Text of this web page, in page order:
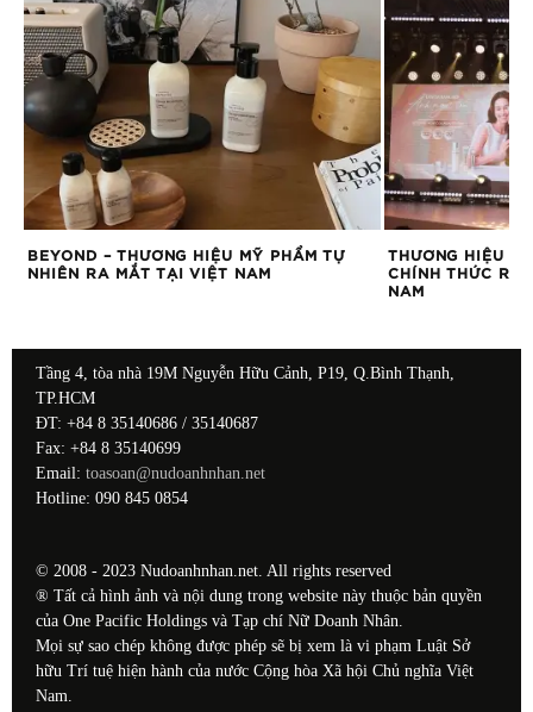
BEYOND – THƯƠNG HIỆU MỸ PHẨM TỰ
NHIÊN RA MẮT TẠI VIỆT NAM
THƯƠNG HIỆU
CHÍNH THỨC RA
NAM
Tầng 4, tòa nhà 19M Nguyễn Hữu Cảnh, P19, Q.Bình Thạnh,
TP.HCM
ĐT: +84 8 35140686 / 35140687
Fax: +84 8 35140699
Email: toasoan@nudoanhnhan.net
Hotline: 090 845 0854
© 2008 - 2023 Nudoanhnhan.net. All rights reserved
® Tất cả hình ảnh và nội dung trong website này thuộc bản quyền
của One Pacific Holdings và Tạp chí Nữ Doanh Nhân.
Mọi sự sao chép không được phép sẽ bị xem là vi phạm Luật Sở
hữu Trí tuệ hiện hành của nước Cộng hòa Xã hội Chủ nghĩa Việt
Nam.